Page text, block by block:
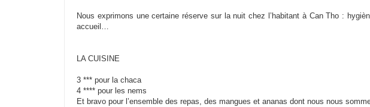
Nous exprimons une certaine réserve sur la nuit chez l’habitant à Can Tho :
accueil…
LA CUISINE
3 *** pour la chaca
4 **** pour les nems
Et bravo pour l’ensemble des repas, des mangues et ananas dont nous nous